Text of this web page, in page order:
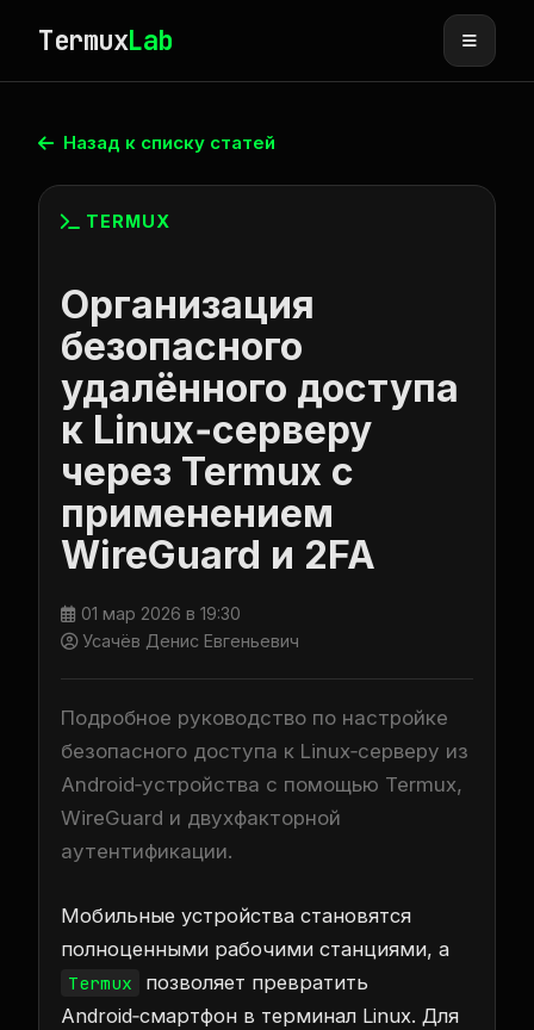
TermuxLab
Назад к списку статей
TERMUX
Организация
безопасного
удалённого доступа
к Linux‑серверу
через Termux с
применением
WireGuard и 2FA
01 мар 2026 в 19:30
Усачёв Денис Евгеньевич
Подробное руководство по настройке
безопасного доступа к Linux‑серверу из
Android‑устройства с помощью Termux,
WireGuard и двухфакторной
аутентификации.
Мобильные устройства становятся
полноценными рабочими станциями, а
Termux
позволяет превратить
Android‑смартфон в терминал Linux. Для